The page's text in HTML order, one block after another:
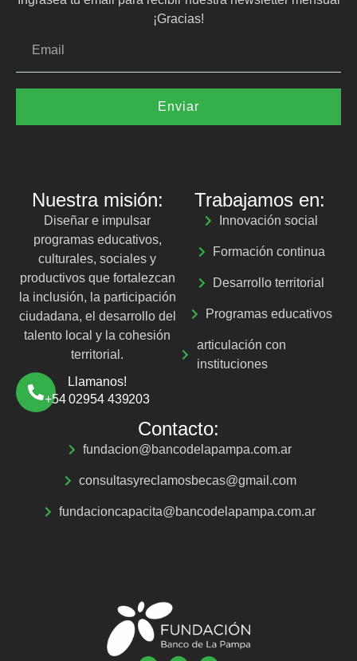
¡Gracias!
Enviar
Nuestra misión:
Diseñar e impulsar
programas educativos,
culturales, sociales y
productivos que fortalezcan
la inclusión, la participación
ciudadana, el desarrollo del
talento local y la cohesión
territorial.
Llamanos!
+54 02954 439203
Trabajamos en:
Innovación social
Formación continua
Desarrollo territorial
Programas educativos
articulación con
instituciones
Contacto:
fundacion@bancodelapampa.com.ar
consultasyreclamosbecas@gmail.com
fundacioncapacita@bancodelapampa.com.ar